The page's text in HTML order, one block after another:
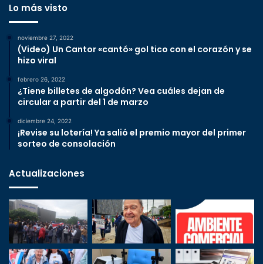
Lo más visto
noviembre 27, 2022
(Video) Un Cantor «cantó» gol tico con el corazón y se
hizo viral
febrero 26, 2022
¿Tiene billetes de algodón? Vea cuáles dejan de
circular a partir del 1 de marzo
diciembre 24, 2022
¡Revise su lotería! Ya salió el premio mayor del primer
sorteo de consolación
Actualizaciones